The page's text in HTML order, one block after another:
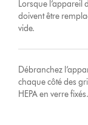
Lorsque l’appareil
doivent être
vide.
Débranchez
chaque côté des
HEPA en verre fixés.